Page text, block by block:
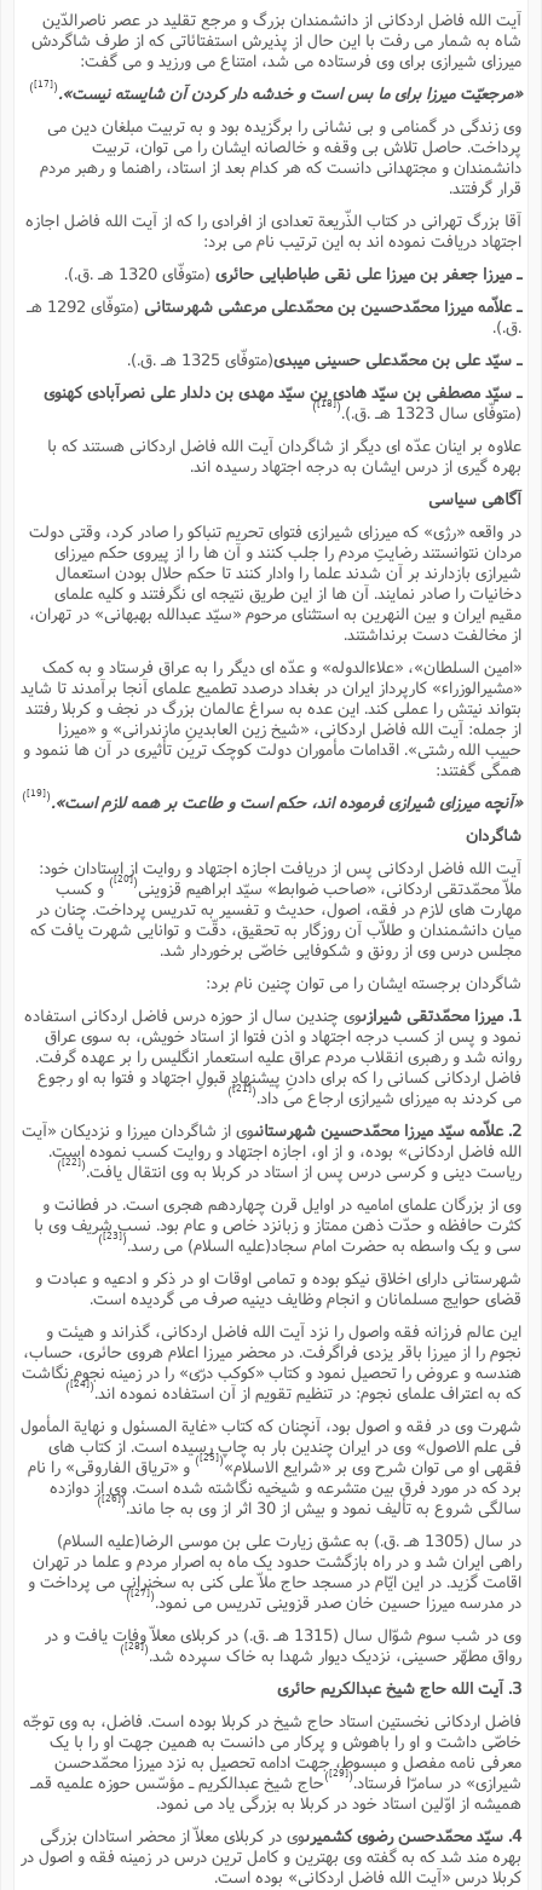
آیت الله فاضل اردکانى از دانشمندان بزرگ و مرجع تقلید در عصر ناصرالدّین
شاه به شمار مى رفت با این حال از پذیرش استفتائاتى که از طرف شاگردش
میرزاى شیرازى براى وى فرستاده مى شد، امتناع مى ورزید و مى گفت:
«مرجعیّت میرزا براى ما بس است و خدشه دار کردن آن شایسته نیست». [17]
)
وى زندگى در گمنامى و بى نشانى را برگزیده بود و به تربیت مبلغان دین مى
پرداخت. حاصل تلاش بى وقفه و خالصانه ایشان را مى توان، تربیت
دانشمندان و مجتهدانى دانست که هر کدام بعد از استاد، راهنما و رهبر مردم
قرار گرفتند.
آقا بزرگ تهرانى در کتاب الذّریعة تعدادى از افرادى را که از آیت الله فاضل اجازه
اجتهاد دریافت نموده اند به این ترتیب نام مى برد:
ـ میرزا جعفر بن میرزا على نقى طباطبایى حائرى(متوفّاى 1320 هـ .ق.).
ـ علاّمه میرزا محمّدحسین بن محمّدعلى مرعشى شهرستانى
(متوفّاى 1292 هـ
.ق.).
ـ سیّد على بن محمّدعلى حسینى میبدى(متوفّاى 1325 هـ .ق.).
ـ سیّد مصطفى بن سیّد هادى بن سیّد مهدى بن دلدار على نصرآبادى کهنوى
(متوفّاى سال 1323 هـ .ق.).
(
[18]
)
علاوه بر اینان عدّه اى دیگر از شاگردان آیت الله فاضل اردکانى هستند که با
بهره گیرى از درس ایشان به درجه اجتهاد رسیده اند.
آگاهى سیاسى
در واقعه «رژى» که میرزاى شیرازى فتواى تحریم تنباکو را صادر کرد، وقتى دولت
مردان نتوانستند رضایتِ مردم را جلب کنند و آن ها را از پیروى حکم میرزاى
شیرازى بازدارند بر آن شدند علما را وادار کنند تا حکم حلال بودن استعمال
دخانیات را صادر نمایند. آن ها از این طریق نتیجه اى نگرفتند و کلیه علماى
مقیم ایران و بین النهرین به استثناى مرحوم «سیّد عبدالله بهبهانى» در تهران،
از مخالفت دست برنداشتند.
«امین السلطان»، «علاءالدوله» و عدّه اى دیگر را به عراق فرستاد و به کمک
«مشیرالوزراء» کارپرداز ایران در بغداد درصدد تطمیع علماى آنجا برآمدند تا شاید
بتواند نیتش را عملى کند. این عده به سراغ عالمان بزرگ در نجف و کربلا رفتند
از جمله: آیت الله فاضل اردکانى، «شیخ زین العابدینِ مازندرانى» و «میرزا
حبیب الله رشتى». اقدامات مأموران دولت کوچک ترین تأثیرى در آن ها ننمود و
همگى گفتند:
«آنچه میرزاى شیرازى فرموده اند، حکم است و طاعت بر همه لازم است». [19]
)
شاگردان
آیت الله فاضل اردکانى پس از دریافت اجازه اجتهاد و روایت از استادان خود:
ملاّ محمّدتقى اردکانى، «صاحب ضوابط» سیّد ابراهیم قزوینى [20]
)و کسب
مهارت هاى لازم در فقه، اصول، حدیث و تفسیر به تدریس پرداخت. چنان در
میان دانشمندان و طلاّب آن روزگار به تحقیق، دقّت و توانایى شهرت یافت که
مجلس درس وى از رونق و شکوفایى خاصّى برخوردار شد.
شاگردان برجسته ایشان را مى توان چنین نام برد:
1. میرزا محمّدتقى شیرازى
وى چندین سال از حوزه درس فاضل اردکانى استفاده
نمود و پس از کسب درجه اجتهاد و اذن فتوا از استاد خویش، به سوى عراق
روانه شد و رهبرى انقلاب مردم عراق علیه استعمار انگلیس را بر عهده گرفت.
فاضل اردکانى کسانى را که براى دادنِ پیشنهادِ قبولِ اجتهاد و فتوا به او رجوع
مى کردند به میرزاى شیرازى ارجاع مى داد. [21]
)
2. علاّمه سیّد میرزا محمّدحسین شهرستانى
وى از شاگردان میرزا و نزدیکان «آیت
الله فاضل اردکانى» بوده، و از او، اجازه اجتهاد و روایت کسب نموده است.
ریاست دینى و کرسى درس پس از استاد در کربلا به وى انتقال یافت. [22]
)
وى از بزرگان علماى امامیه در اوایل قرن چهاردهم هجرى است. در فطانت و
کثرت حافظه و حدّت ذهن ممتاز و زبانزد خاص و عام بود. نسب شریف وى با
سى و یک واسطه به حضرت امام سجاد(علیه السلام) مى رسد. [23]
)
شهرستانى داراى اخلاق نیکو بوده و تمامى اوقات او در ذکر و ادعیه و عبادت و
قضاى حوایج مسلمانان و انجام وظایف دینیه صرف مى گردیده است.
این عالم فرزانه فقه واصول را نزد آیت الله فاضل اردکانى، گذراند و هیئت و
نجوم را از میرزا باقر یزدى فراگرفت. در محضر میرزا اعلام هروى حائرى، حساب،
هندسه و عروض را تحصیل نمود و کتاب «کوکب درّى» را در زمینه نجوم نگاشت
که به اعتراف علماى نجوم: در تنظیم تقویم از آن استفاده نموده اند. [24]
)
شهرت وى در فقه و اصول بود، آنچنان که کتاب «غایة المسئول و نهایة المأمول
فى علم الاصول» وى در ایران چندین بار به چاپ رسیده است. از کتاب هاى
فقهى او مى توان شرح وى بر «شرایع الاسلام»(
[25]
)و «تریاق الفاروقى» را نام
برد که در مورد فرق بین متشرعه و شیخیه نگاشته شده است. وى از دوازده
سالگى شروع به تألیف نمود و بیش از 30 اثر از وى به جا ماند.
[26]
)
در سال (1305 هـ .ق.) به عشق زیارت على بن موسى الرضا(علیه السلام)
راهى ایران شد و در راه بازگشت حدود یک ماه به اصرار مردم و علما در تهران
اقامت گزید. در این ایّام در مسجد حاج ملاّ على کنى به سخنرانى مى پرداخت و
در مدرسه میرزا حسین خان صدر قزوینى تدریس مى نمود. [27]
)
وى در شب سوم شوّال سال (1315 هـ .ق.) در کربلاى معلاّ وفات یافت و در
رواق مطهّر حسینى، نزدیک دیوار شهدا به خاک سپرده شد. [28]
)
3. آیت الله حاج شیخ عبدالکریم حائرى
فاضل اردکانى نخستین استاد حاج شیخ در کربلا بوده است. فاضل، به وى توجّه
خاصّى داشت و او را باهوش و پرکار مى دانست به همین جهت او را با یک
معرفى نامه مفصل و مبسوط، جهت ادامه تحصیل به نزد میرزا محمّدحسن
شیرازى» در سامرّا فرستاد.(
[29]
)حاج شیخ عبدالکریم ـ مؤسّس حوزه علمیه قمـ
همیشه از اوّلین استاد خود در کربلا به بزرگى یاد مى نمود.
4. سیّد محمّدحسن رضوى کشمیرى
وى در کربلاى معلاّ از محضر استادان بزرگى
بهره مند شد که به گفته وى بهترین و کامل ترین درس در زمینه فقه و اصول در
کربلا درس «آیت الله فاضل اردکانى» بوده است.